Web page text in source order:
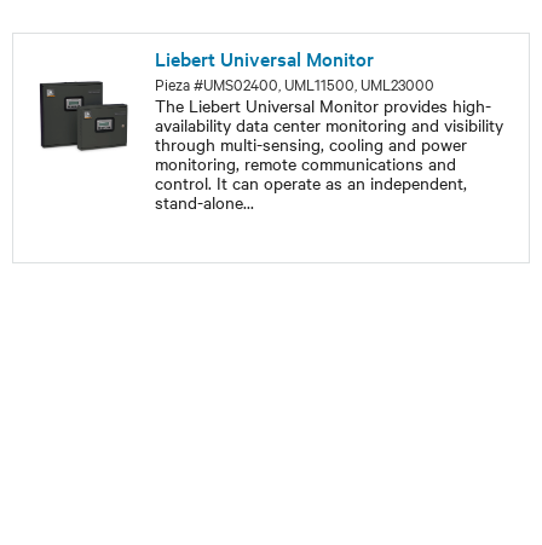
Liebert Universal Monitor
Pieza #UMS02400, UML11500, UML23000
The Liebert Universal Monitor provides high-
availability data center monitoring and visibility
through multi-sensing, cooling and power
monitoring, remote communications and
control. It can operate as an independent,
stand-alone...